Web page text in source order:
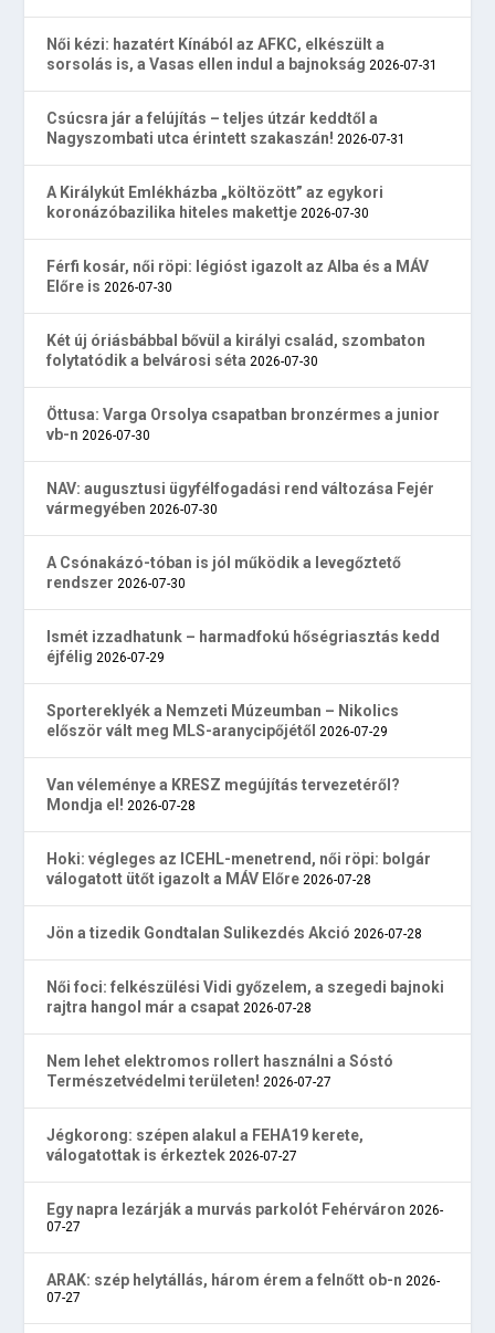
Női kézi: hazatért Kínából az AFKC, elkészült a
sorsolás is, a Vasas ellen indul a bajnokság 2026-07-31
Csúcsra jár a felújítás – teljes útzár keddtől a
Nagyszombati utca érintett szakaszán! 2026-07-31
A Királykút Emlékházba „költözött” az egykori
koronázóbazilika hiteles makettje 2026-07-30
Férfi kosár, női röpi: légióst igazolt az Alba és a MÁV
Előre is 2026-07-30
Két új óriásbábbal bővül a királyi család, szombaton
folytatódik a belvárosi séta 2026-07-30
Öttusa: Varga Orsolya csapatban bronzérmes a junior
vb-n 2026-07-30
NAV: augusztusi ügyfélfogadási rend változása Fejér
vármegyében 2026-07-30
A Csónakázó-tóban is jól működik a levegőztető
rendszer 2026-07-30
Ismét izzadhatunk – harmadfokú hőségriasztás kedd
éjfélig 2026-07-29
Sportereklyék a Nemzeti Múzeumban – Nikolics
először vált meg MLS-aranycipőjétől 2026-07-29
Van véleménye a KRESZ megújítás tervezetéről?
Mondja el! 2026-07-28
Hoki: végleges az ICEHL-menetrend, női röpi: bolgár
válogatott ütőt igazolt a MÁV Előre 2026-07-28
Jön a tizedik Gondtalan Sulikezdés Akció 2026-07-28
Női foci: felkészülési Vidi győzelem, a szegedi bajnoki
rajtra hangol már a csapat 2026-07-28
Nem lehet elektromos rollert használni a Sóstó
Természetvédelmi területen! 2026-07-27
Jégkorong: szépen alakul a FEHA19 kerete,
válogatottak is érkeztek 2026-07-27
Egy napra lezárják a murvás parkolót Fehérváron 2026-
07-27
ARAK: szép helytállás, három érem a felnőtt ob-n 2026-
07-27